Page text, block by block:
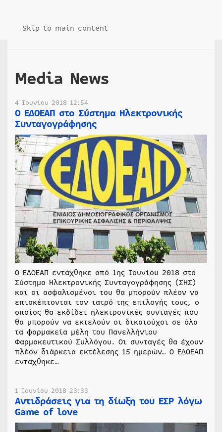
Skip to main content
Media News
4 Ιουνίου 2018 12:54
Ο ΕΔΟΕΑΠ στο Σύστημα Ηλεκτρονικής
Συνταγογράφησης
Ο ΕΔΟΕΑΠ εντάχθηκε από 1ης Ιουνίου 2018 στο
Σύστημα Ηλεκτρονικής Συνταγογράφησης (ΣΗΣ)
και οι ασφαλισμένοι του θα μπορούν πλέον να
επισκέπτονται τον ιατρό της επιλογής τους, ο
οποίος θα εκδίδει ηλεκτρονικές συνταγές που
θα μπορούν να εκτελούν οι δικαιούχοι σε όλα
τα φαρμακεία μέλη του Πανελλήνιου
Φαρμακευτικού Συλλόγου. Οι συνταγές θα έχουν
πλέον διάρκεια εκτέλεσης 15 ημερών… Ο ΕΔΟΕΑΠ
εντάχθηκε…
1 Ιουνίου 2018 23:33
Αντιδράσεις για τη δίωξη του ΕΣΡ λόγω
Game of love